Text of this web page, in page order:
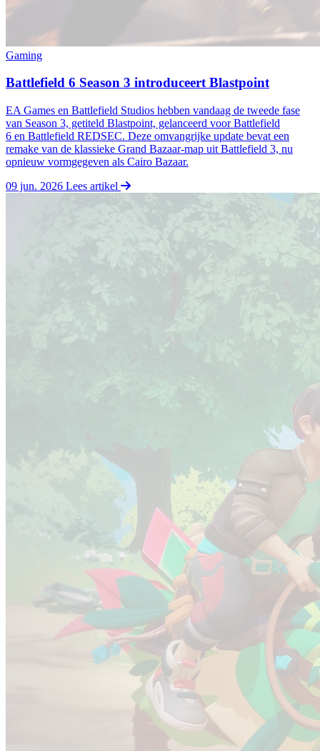
Gaming
Battlefield 6 Season 3 introduceert Blastpoint
EA Games en Battlefield Studios hebben vandaag de tweede fase
van Season 3, getiteld Blastpoint, gelanceerd voor Battlefield
6 en Battlefield REDSEC. Deze omvangrijke update bevat een
remake van de klassieke Grand Bazaar-map uit Battlefield 3, nu
opnieuw vormgegeven als Cairo Bazaar.
09 jun. 2026 Lees artikel